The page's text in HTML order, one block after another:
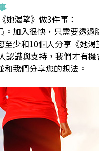
她渴望》做3件事：
。加入很快，只需要透
至少和10個人分享《她
認識與支持，我們才有機
我們分享您的想法。